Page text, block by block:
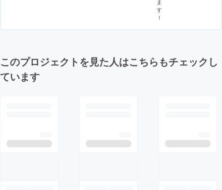
ま
す
！
このプロジェクトを見た人はこちらもチェックし
ています